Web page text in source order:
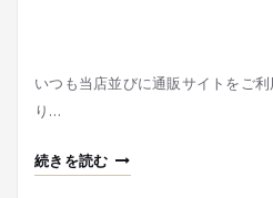
いつも当店並びに通販サイトをご
り…
続きを読む